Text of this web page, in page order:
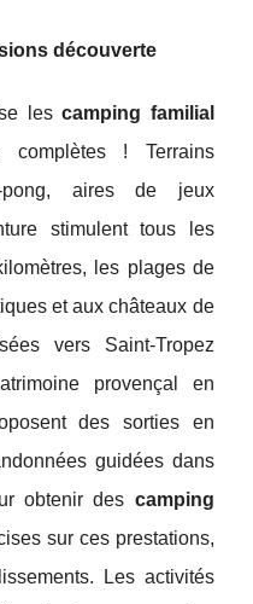
découverte
lescamping familial
complètes ! Terrains
pong, aires de jeux
stimulent tous les
les plages de
et aux châteaux de
vers Saint-Tropez
provençal en
des sorties en
guidées dans
obtenir des camping
sur ces prestations,
Les activités